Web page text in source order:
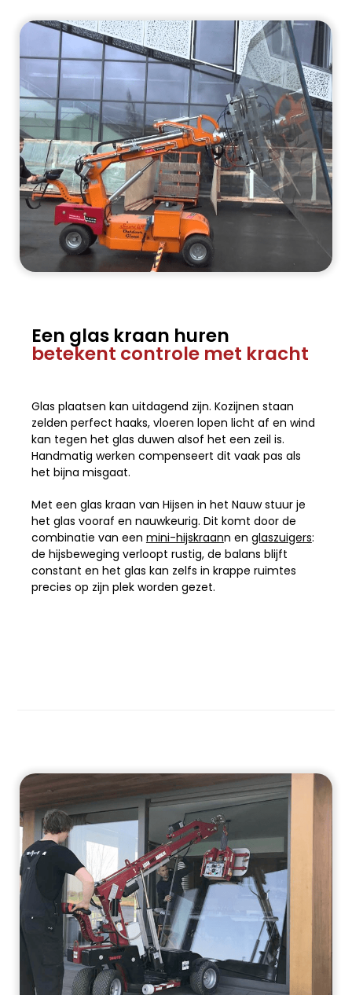
Een glas kraan huren
betekent controle met kracht
Glas plaatsen kan uitdagend zijn. Kozijnen staan
zelden perfect haaks, vloeren lopen licht af en wind
kan tegen het glas duwen alsof het een zeil is.
Handmatig werken compenseert dit vaak pas als
het bijna misgaat.
Met een glas kraan van Hijsen in het Nauw stuur je
het glas vooraf en nauwkeurig. Dit komt door de
combinatie van een mini-hijskraann en glaszuigers:
de hijsbeweging verloopt rustig, de balans blijft
constant en het glas kan zelfs in krappe ruimtes
precies op zijn plek worden gezet.